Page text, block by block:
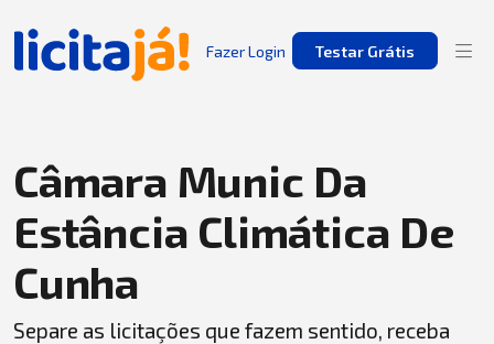
Fazer Login Testar Grátis
Câmara Munic Da
Estância Climática De
Cunha
Separe as licitações que fazem sentido, receba